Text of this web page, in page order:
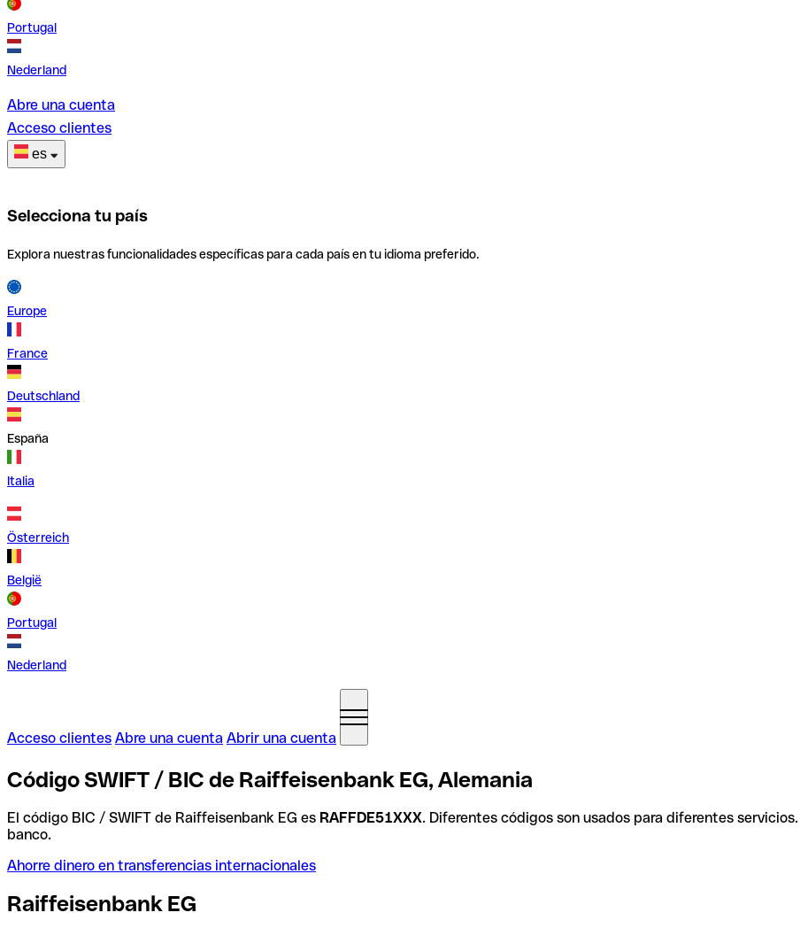
Portugal
Nederland
Abre una cuenta
Acceso clientes
es
Selecciona tu país
Explora nuestras funcionalidades específicas para cada país en tu idioma preferido.
Europe
France
Deutschland
España
Italia
Österreich
België
Portugal
Nederland
Acceso clientes Abre una cuenta Abrir una cuenta
Código SWIFT / BIC de Raiffeisenbank EG, Alemania
El código BIC / SWIFT de Raiffeisenbank EG es RAFFDE51XXX. Diferentes códigos son usados para diferentes
banco.
Ahorre dinero en transferencias internacionales
Raiffeisenbank EG